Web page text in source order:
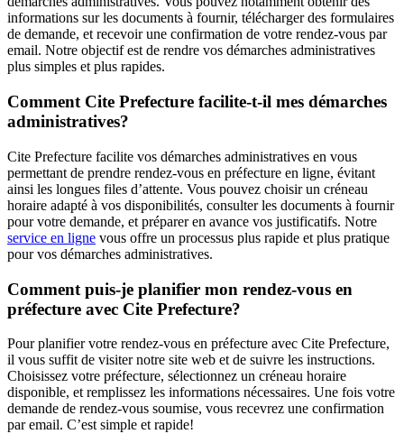
informations sur les documents à fournir, télécharger des formulaires
de demande, et recevoir une confirmation de votre rendez-vous par
email. Notre objectif est de rendre vos démarches administratives
plus simples et plus rapides.
Comment Cite Prefecture facilite-t-il mes démarches
administratives?
Cite Prefecture facilite vos démarches administratives en vous
permettant de prendre rendez-vous en préfecture en ligne, évitant
ainsi les longues files d’attente. Vous pouvez choisir un créneau
horaire adapté à vos disponibilités, consulter les documents à fournir
pour votre demande, et préparer en avance vos justificatifs. Notre
service en ligne vous offre un processus plus rapide et plus pratique
pour vos démarches administratives.
Comment puis-je planifier mon rendez-vous en
préfecture avec Cite Prefecture?
Pour planifier votre rendez-vous en préfecture avec Cite Prefecture,
il vous suffit de visiter notre site web et de suivre les instructions.
Choisissez votre préfecture, sélectionnez un créneau horaire
disponible, et remplissez les informations nécessaires. Une fois votre
demande de rendez-vous soumise, vous recevrez une confirmation
par email. C’est simple et rapide!